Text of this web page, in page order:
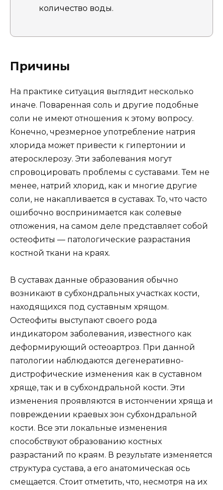
количество воды.
Причины
На практике ситуация выглядит несколько
иначе. Поваренная соль и другие подобные
соли не имеют отношения к этому вопросу.
Конечно, чрезмерное употребление натрия
хлорида может привести к гипертонии и
атеросклерозу. Эти заболевания могут
спровоцировать проблемы с суставами. Тем не
менее, натрий хлорид, как и многие другие
соли, не накапливается в суставах. То, что часто
ошибочно воспринимается как солевые
отложения, на самом деле представляет собой
остеофиты — патологические разрастания
костной ткани на краях.
В суставах данные образования обычно
возникают в субхондральных участках кости,
находящихся под суставным хрящом.
Остеофиты выступают своего рода
индикатором заболевания, известного как
деформирующий остеоартроз. При данной
патологии наблюдаются дегенеративно-
дистрофические изменения как в суставном
хряще, так и в субхондральной кости. Эти
изменения проявляются в истончении хряща и
повреждении краевых зон субхондральной
кости. Все эти локальные изменения
способствуют образованию костных
разрастаний по краям. В результате изменяется
структура сустава, а его анатомическая ось
смещается. Стоит отметить, что, несмотря на их